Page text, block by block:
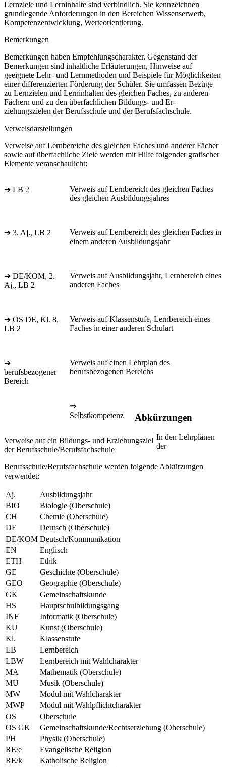
Lernziele und Lerninhalte sind verbindlich. Sie kennzeichnen
grundlegende Anforderungen in den Bereichen Wissenserwerb,
Kompetenzentwicklung, Werteorientierung.
Bemerkungen
Bemerkungen haben Empfehlungscharakter. Gegenstand der
Bemerkungen sind inhaltliche Erläuterungen, Hinweise auf
geeignete Lehr- und Lernmethoden und Beispiele für Möglichkeiten
einer differenzierten Förderung der Schüler. Sie umfassen Bezüge
zu Lernzielen und Lerninhalten des gleichen Faches, zu anderen
Fächern und zu den überfachlichen Bildungs- und Er-
ziehungszielen der Berufsschule und der Berufsfachschule.
Verweisdarstellungen
Verweise auf Lernbereiche des gleichen Faches und anderer Fächer
sowie auf überfachliche Ziele werden mit Hilfe folgender grafischer
Elemente veranschaulicht:
➔ LB 2
Verweis auf Lernbereich des gleichen Faches
des gleichen Ausbildungsjahres
➔ 3. Aj., LB 2
Verweis auf Lernbereich des gleichen Faches in
einem anderen Ausbildungsjahr
➔ DE/KOM, 2.
Aj., LB 2
Verweis auf Ausbildungsjahr, Lernbereich eines
anderen Faches
➔ OS DE, Kl. 8,
LB 2
Verweis auf Klassenstufe, Lernbereich eines
Faches in einer anderen Schulart
➔
berufsbezogener
Bereich
Verweis auf einen Lehrplan des
berufsbezogenen Bereichs
⇒
Selbstkompetenz
Verweise auf ein Bildungs- und Erziehungsziel
der Berufsschule/Berufsfachschule
Abkürzungen
In den Lehrplänen
der
Berufsschule/Berufsfachschule werden folgende Abkürzungen
verwendet:
Aj.
Ausbildungsjahr
BIO
Biologie (Oberschule)
CH
Chemie (Oberschule)
DE
Deutsch (Oberschule)
DE/KOM Deutsch/Kommunikation
EN
Englisch
ETH
Ethik
GE
Geschichte (Oberschule)
GEO
Geographie (Oberschule)
GK
Gemeinschaftskunde
HS
Hauptschulbildungsgang
INF
Informatik (Oberschule)
KU
Kunst (Oberschule)
Kl.
Klassenstufe
LB
Lernbereich
LBW
Lernbereich mit Wahlcharakter
MA
Mathematik (Oberschule)
MU
Musik (Oberschule)
MW
Modul mit Wahlcharakter
MWP
Modul mit Wahlpflichtcharakter
OS
Oberschule
OS GK
Gemeinschaftskunde/Rechtserziehung (Oberschule)
PH
Physik (Oberschule)
RE/e
Evangelische Religion
RE/k
Katholische Religion